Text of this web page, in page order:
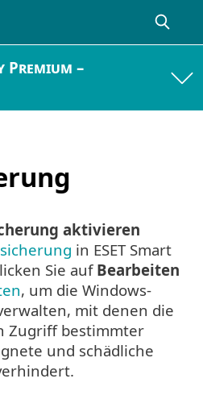
Premium –
aktivieren
in ESET Smart
Sie auf Bearbeiten
, um die Windows-
mit denen die
Zugriff bestimmter
und schädliche